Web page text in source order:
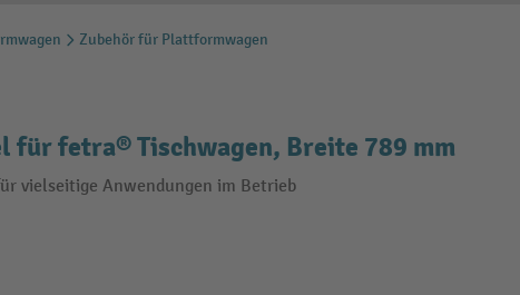
Zubehör für Plattformwagen
fetra® Tischwagen, Breite 789 mm
vielseitige Anwendungen im Betrieb